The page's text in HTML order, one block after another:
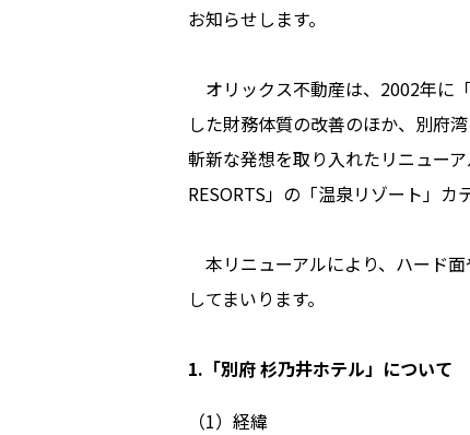
お知らせします。
オリックス不動産は、2002年に
した財務体質の改善のほか、別府
斬新な発想を取り入れたリニュー
RESORTS」の「温泉リゾート」
本リニューアルにより、ハード
してまいります。
1.「別府 杉乃井ホテル」について
（1）経緯